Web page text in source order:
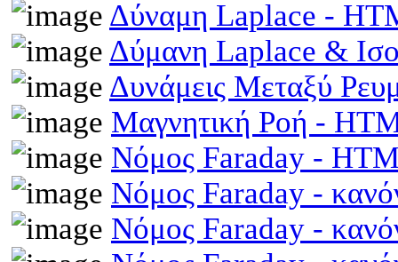
Δύναμη Laplace -
Δύμανη Laplace &
Δυνάμεις Μεταξύ
Μαγνητική Ροή -
Νόμος Faraday -
Νόμος Faraday -
Νόμος Faraday -